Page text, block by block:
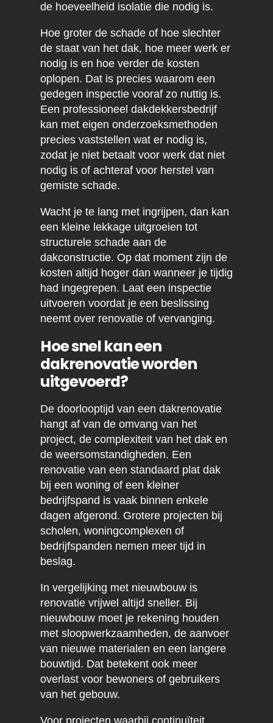
de hoeveelheid isolatie die nodig is.
Hoe groter de schade of hoe slechter
de staat van het dak, hoe meer werk er
nodig is en hoe verder de kosten
oplopen. Dat is precies waarom een
gedegen inspectie vooraf zo nuttig is.
Een professioneel dakdekkersbedrijf
kan met eigen onderzoeksmethoden
precies vaststellen wat er nodig is,
zodat je niet betaalt voor werk dat niet
nodig is of achteraf voor herstel van
gemiste schade.
Wacht je te lang met ingrijpen, dan kan
een kleine lekkage uitgroeien tot
structurele schade aan de
dakconstructie. Op dat moment zijn de
kosten altijd hoger dan wanneer je tijdig
had ingegrepen. Laat een inspectie
uitvoeren voordat je een beslissing
neemt over renovatie of vervanging.
Hoe snel kan een
dakrenovatie worden
uitgevoerd?
De doorlooptijd van een dakrenovatie
hangt af van de omvang van het
project, de complexiteit van het dak en
de weersomstandigheden. Een
renovatie van een standaard plat dak
bij een woning of een kleiner
bedrijfspand is vaak binnen enkele
dagen afgerond. Grotere projecten bij
scholen, woningcomplexen of
bedrijfspanden nemen meer tijd in
beslag.
In vergelijking met nieuwbouw is
renovatie vrijwel altijd sneller. Bij
nieuwbouw moet je rekening houden
met sloopwerkzaamheden, de aanvoer
van nieuwe materialen en een langere
bouwtijd. Dat betekent ook meer
overlast voor bewoners of gebruikers
van het gebouw.